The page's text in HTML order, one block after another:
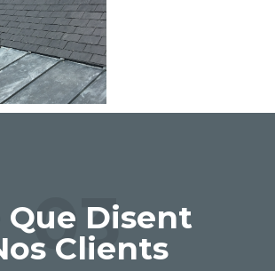
03
Que Disent
Clients